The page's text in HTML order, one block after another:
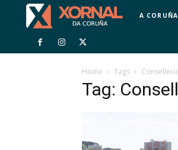
A CORUÑA
Home Tags
Tag: